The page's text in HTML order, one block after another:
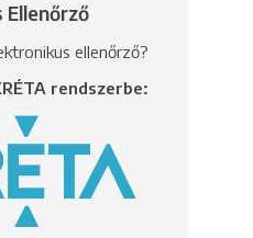
ellenőrző?
rendszerbe: